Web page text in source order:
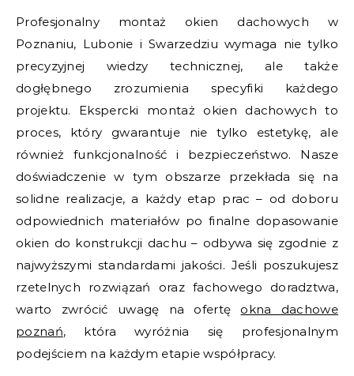
Profesjonalny montaż okien dachowych w
Poznaniu, Lubonie i Swarzedziu wymaga nie tylko
precyzyjnej wiedzy technicznej, ale także
dogłębnego zrozumienia specyfiki każdego
projektu. Ekspercki montaż okien dachowych to
proces, który gwarantuje nie tylko estetykę, ale
również funkcjonalność i bezpieczeństwo. Nasze
doświadczenie w tym obszarze przekłada się na
solidne realizacje, a każdy etap prac – od doboru
odpowiednich materiałów po finalne dopasowanie
okien do konstrukcji dachu – odbywa się zgodnie z
najwyższymi standardami jakości. Jeśli poszukujesz
rzetelnych rozwiązań oraz fachowego doradztwa,
warto zwrócić uwagę na ofertę okna dachowe
poznań, która wyróżnia się profesjonalnym
podejściem na każdym etapie współpracy.